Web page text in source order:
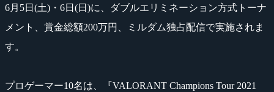
6月5日(土)・6日(日)に、ダブルエリミネーション方式トーナ
メント、賞金総額200万円、ミルダム独占配信で実施されま
す。
プロゲーマー10名は、『VALORANT Champions Tour 2021